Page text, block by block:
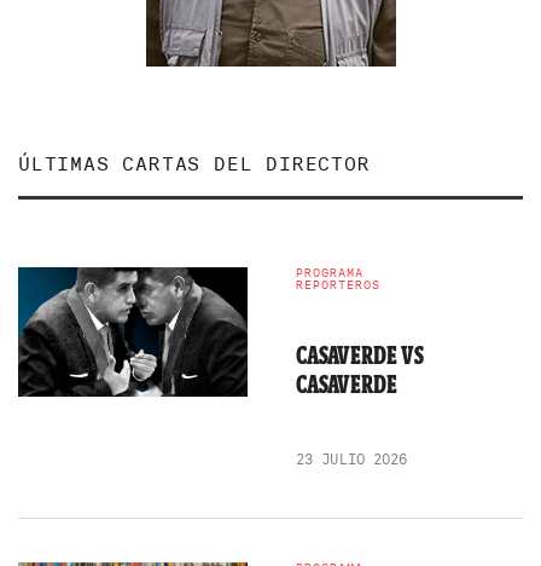
ÚLTIMAS CARTAS DEL DIRECTOR
PROGRAMA
REPORTEROS
CASAVERDE VS
CASAVERDE
23 JULIO 2026